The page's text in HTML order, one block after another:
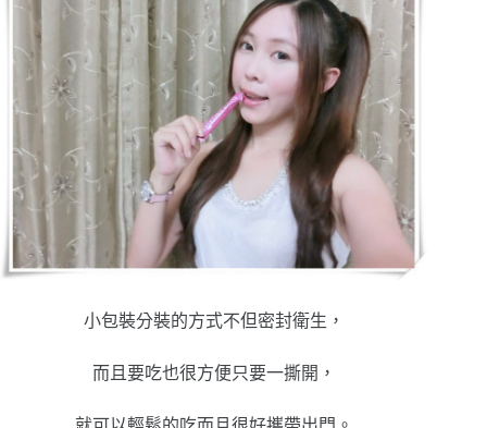
小包裝分裝的方式不但密封衛生，
而且要吃也很方便只要一撕開，